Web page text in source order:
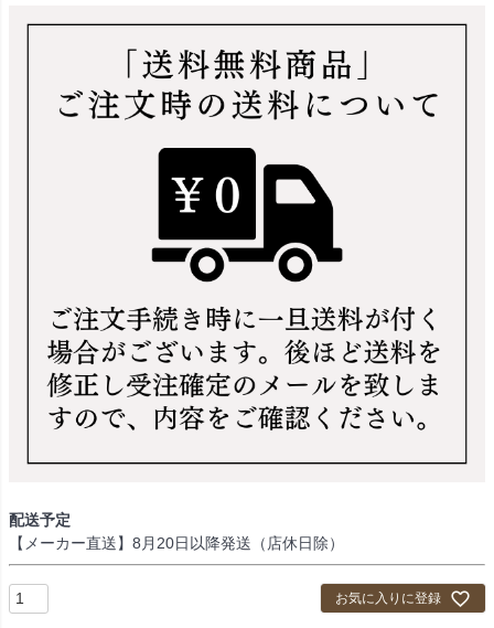
)
配送予定
【メーカー直送】8月20日以降発送（店休日除）
お気に入りに登録